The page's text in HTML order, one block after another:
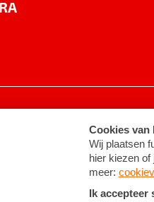
instellingen